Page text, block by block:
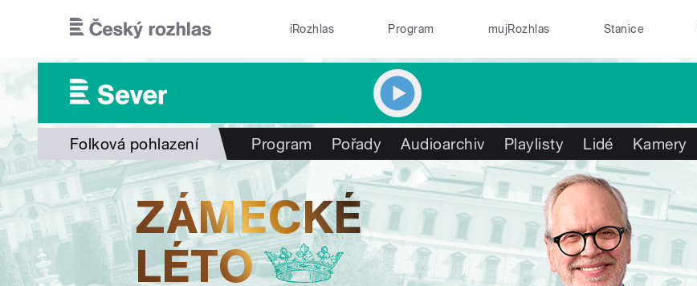
iRozhlas Program mujRozhlas Stanice
Folková pohlazení Program Pořady Audioarchiv Playlisty Lidé Kamery